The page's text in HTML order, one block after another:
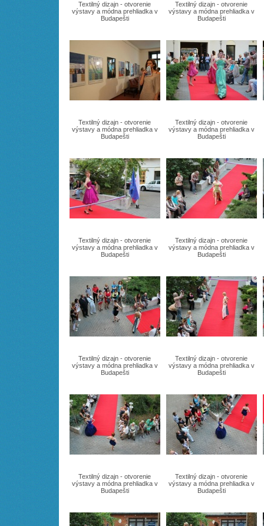
Textilný dizajn - otvorenie
výstavy a módna prehliadka v
Budapešti
Textilný dizajn - otvorenie
výstavy a módna prehliadka v
Budapešti
Textilný dizajn - otvorenie
výstavy a módna prehliadka v
Budapešti
Textilný dizajn - otvorenie
výstavy a módna prehliadka v
Budapešti
Textilný dizajn - otvorenie
výstavy a módna prehliadka v
Budapešti
Textilný dizajn - otvorenie
výstavy a módna prehliadka v
Budapešti
Textilný dizajn - otvorenie
výstavy a módna prehliadka v
Budapešti
Textilný dizajn - otvorenie
výstavy a módna prehliadka v
Budapešti
Textilný dizajn - otvorenie
výstavy a módna prehliadka v
Budapešti
Textilný dizajn - otvorenie
výstavy a módna prehliadka v
Budapešti